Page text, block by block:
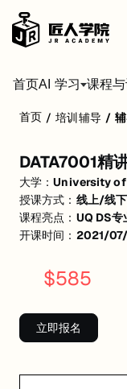
首页AI 学习 课程
Data Thinking方法
Data Structure分
Data Cleaning以
数据模型训练以及
Data Visualization
期中冲刺复习，历
首页 / 培训辅导 /
DATA7001精
大学：University
授课方式： 线上/线下
课程亮点： UQ DS
开课时间： 2021/
$585
立即报名